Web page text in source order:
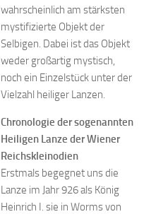
wahrscheinlich am stärksten
mystifizierte Objekt der
Selbigen. Dabei ist das Objekt
weder großartig mystisch,
noch ein Einzelstück unter der
Vielzahl heiliger Lanzen.
Chronologie der sogenannten
Heiligen Lanze der Wiener
Reichskleinodien
Erstmals begegnet uns die
Lanze im Jahr 926 als König
Heinrich I. sie in Worms von